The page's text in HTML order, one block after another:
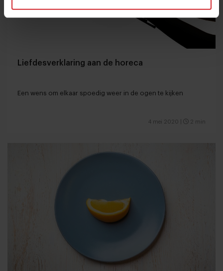
Liefdesverklaring aan de horeca
Een wens om elkaar spoedig weer in de ogen te kijken
4 mei 2020 2 min